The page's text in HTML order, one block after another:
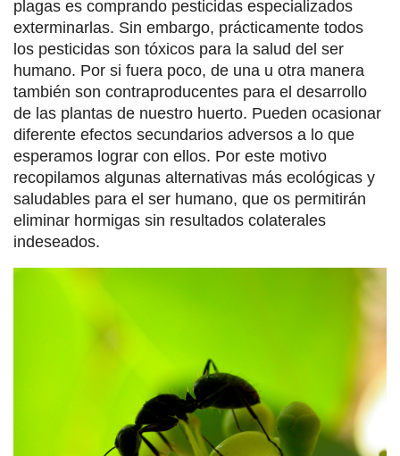
plagas es comprando pesticidas especializados
exterminarlas. Sin embargo, prácticamente todos
los pesticidas son tóxicos para la salud del ser
humano. Por si fuera poco, de una u otra manera
también son contraproducentes para el desarrollo
de las plantas de nuestro huerto. Pueden ocasionar
diferente efectos secundarios adversos a lo que
esperamos lograr con ellos. Por este motivo
recopilamos algunas alternativas más ecológicas y
saludables para el ser humano, que os permitirán
eliminar hormigas sin resultados colaterales
indeseados.